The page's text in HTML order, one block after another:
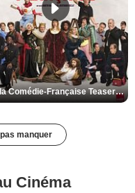
De la Comédie-Française Teaser VF
manquer
Cinéma